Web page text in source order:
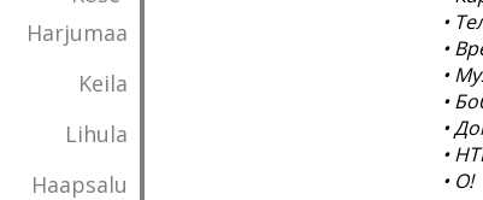
Harjumaa
Keila
Lihula
Haapsalu
•
•
•
•
•
•
• О!